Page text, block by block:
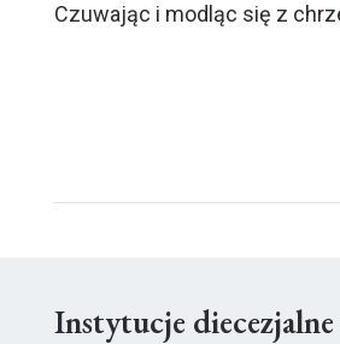
Czuwając i modląc się z
Instytucje diecezjalne